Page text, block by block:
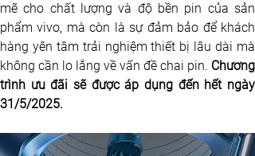
mẽ cho chất lượng và độ bền pin của sản
phẩm vivo, mà còn là sự đảm bảo để khách
hàng yên tâm trải nghiệm thiết bị lâu dài mà
không cần lo lắng về vấn đề chai pin. Chương
trình ưu đãi sẽ được áp dụng đến hết ngày
31/5/2025.